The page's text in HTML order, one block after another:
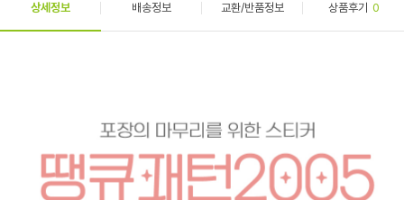
상세정보 배송정보 교환/반품정보 상품후기 0